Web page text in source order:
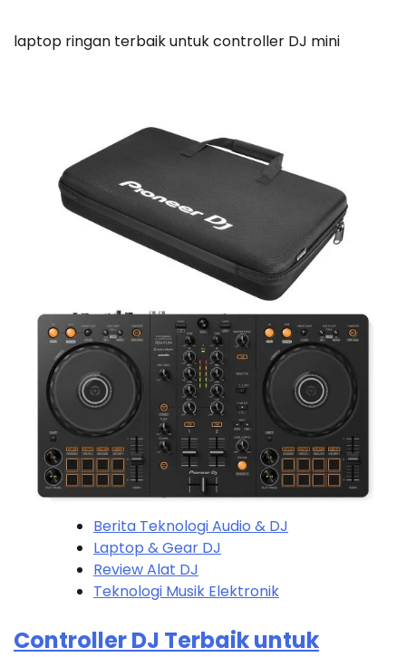
laptop ringan terbaik untuk controller DJ mini
Berita Teknologi Audio & DJ
Laptop & Gear DJ
Review Alat DJ
Teknologi Musik Elektronik
Controller DJ Terbaik untuk